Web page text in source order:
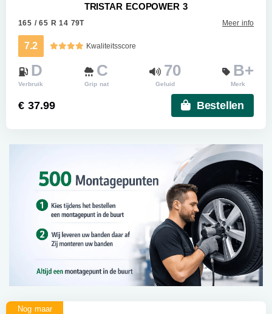
TRISTAR ECOPOWER 3
165 / 65 R 14 79T Meer info
7.2 Kwaliteitsscore
D
Verbruik
C
Grip nat
70
Geluid
B+
Merk
€ 37.99 Bestellen
Nog maar